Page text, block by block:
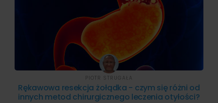
Rękawowa resekcja żołądka - czym się różni od
innych metod chirurgicznego leczenia otyłości?
PIOTR STRUGAŁA